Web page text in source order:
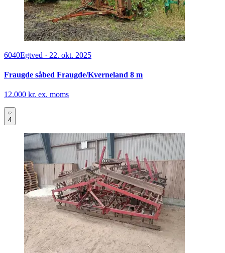
6040Egtved · 22. okt. 2025
Fraugde såbed Fraugde/Kverneland 8 m
12.000 kr. ex. moms
4